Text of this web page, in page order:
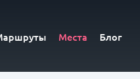
Места Блог